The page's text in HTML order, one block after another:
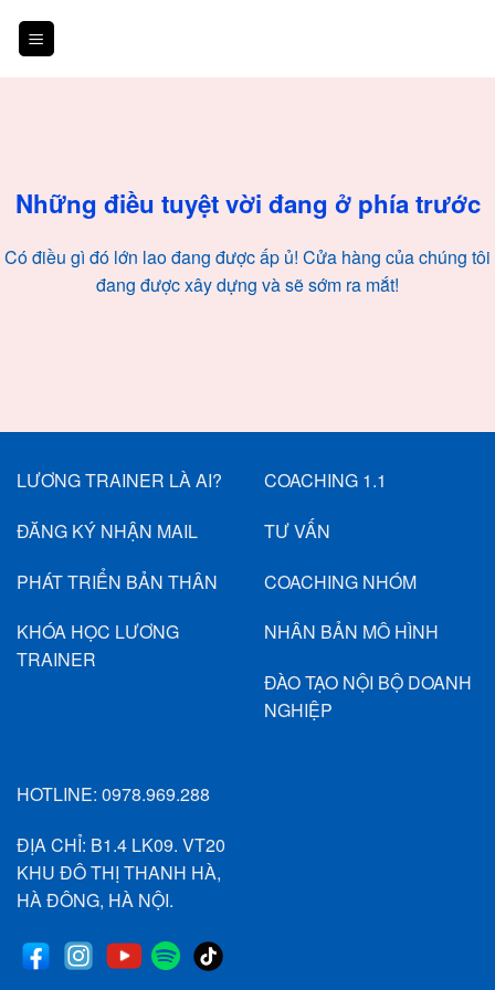
dungNhững điều tuyệt vời đang ở phía trước
Có điều gì đó lớn lao đang được ấp ủ! Cửa hàng của chúng tôi
đang được xây dựng và sẽ sớm ra mắt!
LƯƠNG TRAINER LÀ AI?
ĐĂNG KÝ NHẬN MAIL
PHÁT TRIỂN BẢN THÂN
KHÓA HỌC LƯƠNG
TRAINER
COACHING 1.1
TƯ VẤN
COACHING NHÓM
NHÂN BẢN MÔ HÌNH
ĐÀO TẠO NỘI BỘ DOANH
NGHIỆP
HOTLINE: 0978.969.288
ĐỊA CHỈ: B1.4 LK09. VT20
KHU ĐÔ THỊ THANH HÀ,
HÀ ĐÔNG, HÀ NỘI.